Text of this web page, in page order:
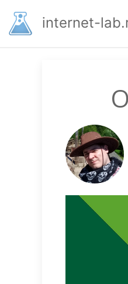
основномуinternet-